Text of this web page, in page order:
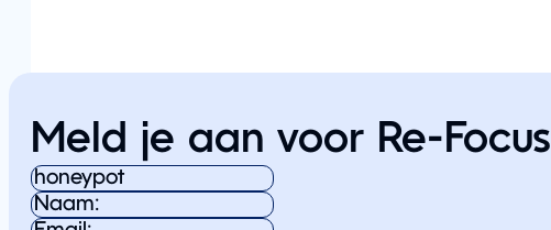
Meld je aan voor Re-Focus